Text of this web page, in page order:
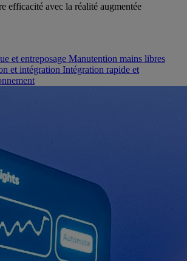
efficacité avec la réalité augmentée
et entreposage Manutention mains libres
et intégration Intégration rapide et